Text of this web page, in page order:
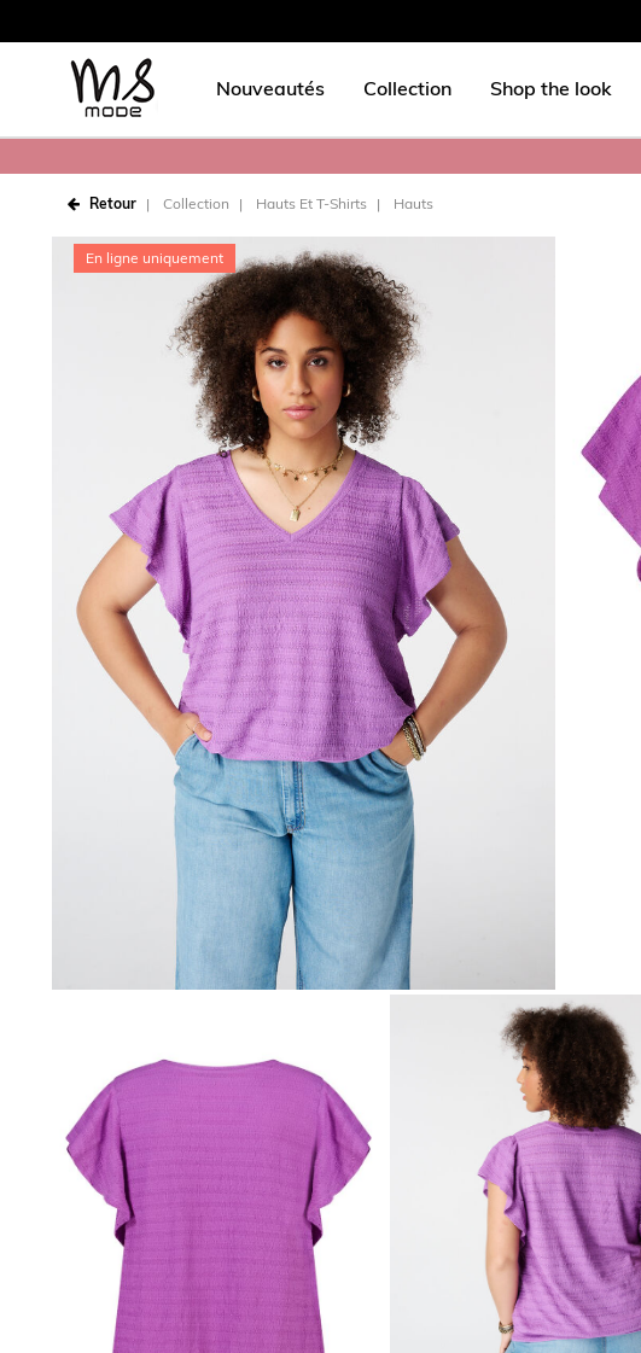
Nouveautés Collection Shop the look
Retour Collection Hauts Et T-Shirts Hauts
En ligne uniquement